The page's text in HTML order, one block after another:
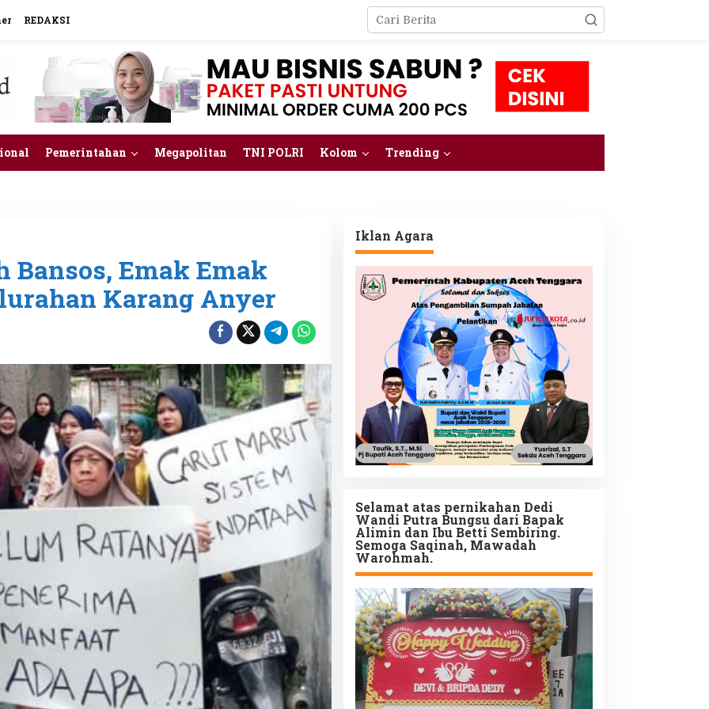
REDAKSI
Pemerintahan Megapolitan TNI POLRI Kolom Trending
Bansos, Emak Emak
Karang Anyer
Iklan Agara
Selamat atas pernikahan Dedi
Wandi Putra Bungsu dari Bapak
Alimin dan Ibu Betti Sembiring.
Semoga Saqinah, Mawadah
Warohmah.